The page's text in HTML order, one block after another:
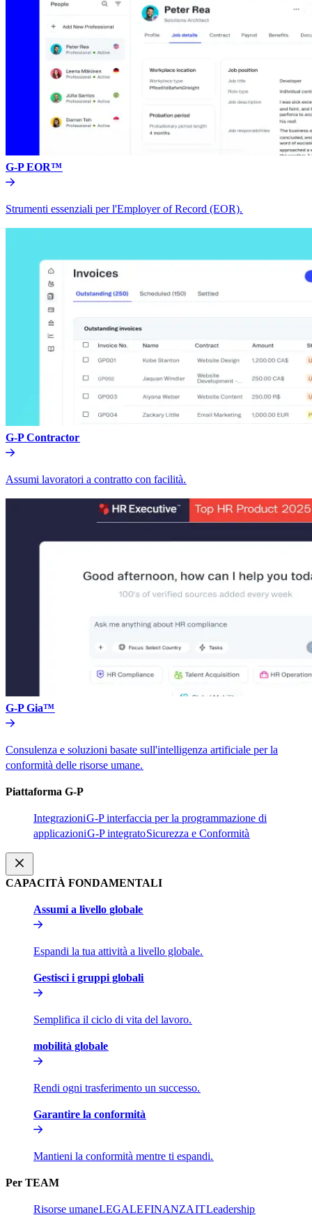
G-P EOR™​​
Strumenti essenziali per l'Employer of Record (EOR).​​
G-P Contractor​​
Assumi lavoratori a contratto con facilità.​​
G-P Gia™​​
Consulenza e soluzioni basate sull'intelligenza artificiale per la
conformità delle risorse umane.​​
Piattaforma G-P​​
Integrazioni​​G-P interfaccia per la programmazione di
applicazioni​​G-P integrato​​Sicurezza e Conformità​​
CAPACITÀ FONDAMENTALI​​
Assumi a livello globale​​
Espandi la tua attività a livello globale.​​
Gestisci i gruppi globali​​
Semplifica il ciclo di vita del lavoro.​​
mobilità globale​​
Rendi ogni trasferimento un successo.​​
Garantire la conformità​​
Mantieni la conformità mentre ti espandi.​​
Per TEAM​​
Risorse umane​​LEGALE​​FINANZA​​IT​​Leadership​​